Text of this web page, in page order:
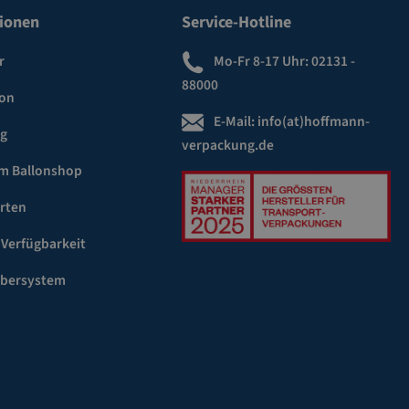
Ballonshop
Service-Hotline
Mo-Fr 8-17 Uhr:02131 -
88000
E-Mail: info(at)hoffmann-
verpackung.de